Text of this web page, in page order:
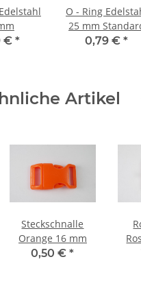
€ *
O - Ring
25 mm
0,79 €*
Artikel
Steckschnalle
Orange 16 mm
0,50 €*